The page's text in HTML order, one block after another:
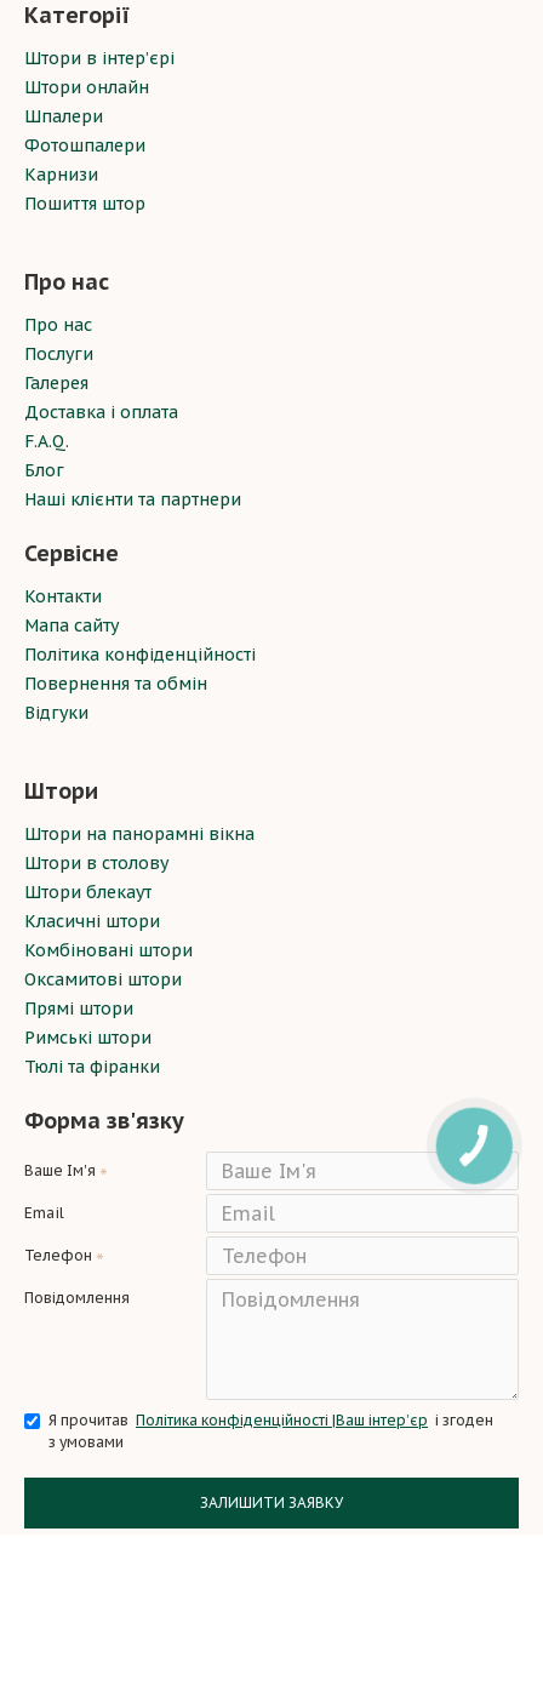
Категорії
Штори в інтер’єрі
Штори онлайн
Шпалери
Фотошпалери
Карнизи
Пошиття штор
Про нас
Про нас
Послуги
Галерея
Доставка і оплата
F.A.Q.
Блог
Наші клієнти та партнери
Сервісне
Контакти
Мапа сайту
Політика конфіденційності
Повернення та обмін
Відгуки
Штори
Штори на панорамні вікна
Штори в столову
Штори блекаут
Класичні штори
Комбіновані штори
Оксамитові штори
Прямі штори
Римські штори
Тюлі та фіранки
Форма зв'язку
Ваше Ім'я
Email
Телефон
Повідомлення
Я прочитав Політика конфіденційності |Ваш інтер’єр і згоден
з умовами
ЗАЛИШИТИ ЗАЯВКУ